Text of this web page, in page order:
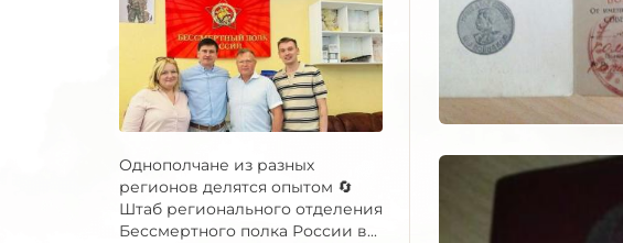
Однополчане из разных
регионов делятся опытом 🔄
Штаб регионального отделения
Бессмертного полка России в...